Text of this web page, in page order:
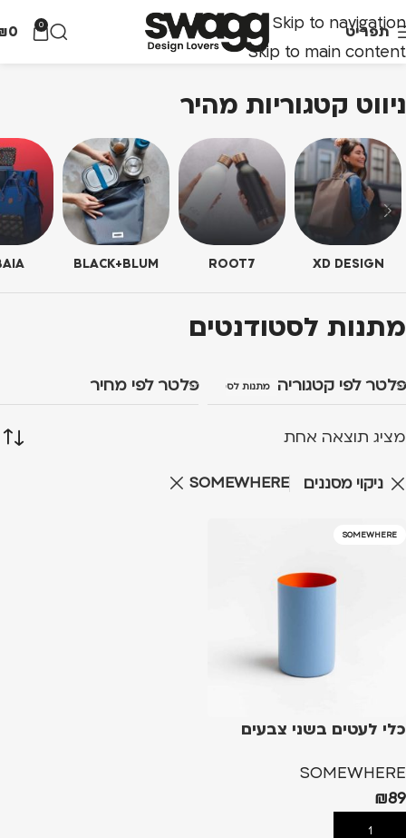
Skip to navigation
Skip to main content
תפריט 0
0
ניווט קטגוריות מהיר
XD DESIGN
ROOT7
BLACK+BLUM
מתנות לסטודנטים
פלטר לפי קטגוריה מתנות לסטודנטיםפלטר לפי מחיר
מציג תוצאה אחת
ניקוי מסננים SOMEWHERE
SOMEWHERE
כלי לעטים בשני צבעים
SOMEWHERE
₪89
הוספה לסל